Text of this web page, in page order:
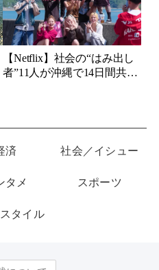
【Netflix】社会の“はみ出し
者”11人が沖縄で14日間共同
済 社会／イシュー
タメ スポーツ
タイル